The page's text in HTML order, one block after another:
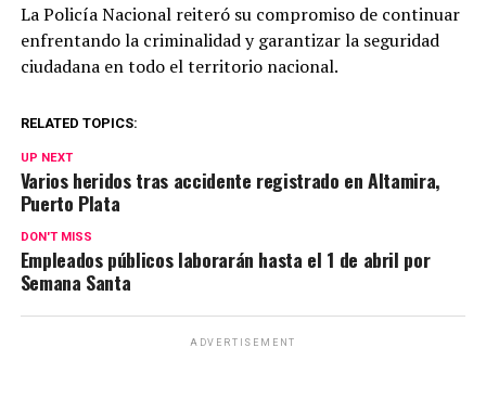
La Policía Nacional reiteró su compromiso de continuar
enfrentando la criminalidad y garantizar la seguridad
ciudadana en todo el territorio nacional.
RELATED TOPICS:
UP NEXT
Varios heridos tras accidente registrado en Altamira,
Puerto Plata
DON'T MISS
Empleados públicos laborarán hasta el 1 de abril por
Semana Santa
ADVERTISEMENT